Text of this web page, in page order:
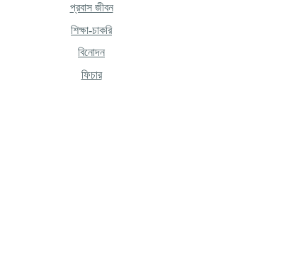
প্রবাস জীবন
শিক্ষা-চাকরি
বিনোদন
ফিচার